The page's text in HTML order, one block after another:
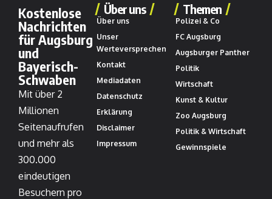
Kostenlose
Nachrichten
für Augsburg
und
Bayerisch-
Schwaben
Mit über 2
Millionen
Seitenaufrufen
und mehr als
300.000
eindeutigen
Besuchern pro
Über uns
Über uns
Unser
Werteversprechen
Kontakt
Mediadaten
Datenschutz
Erklärung
Disclaimer
Impressum
Themen
Polizei & Co
FC Augsburg
Augsburger Panther
Politik
Wirtschaft
Kunst & Kultur
Zoo Augsburg
Politik & Wirtschaft
Gewinnspiele